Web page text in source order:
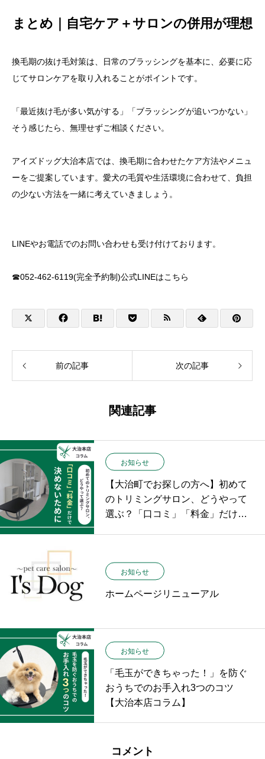
まとめ｜自宅ケア＋サロンの併用が理想
換毛期の抜け毛対策は、日常のブラッシングを基本に、必要に応
じてサロンケアを取り入れることがポイントです。
「最近抜け毛が多い気がする」「ブラッシングが追いつかない」
そう感じたら、無理せずご相談ください。
アイズドッグ大治本店では、換毛期に合わせたケア方法やメニュ
ーをご提案しています。愛犬の毛質や生活環境に合わせて、負担
の少ない方法を一緒に考えていきましょう。
LINEやお電話でのお問い合わせも受け付けております。
☎052-462-6119(完全予約制)公式LINEはこちら
前の記事 次の記事
関連記事
お知らせ
【大治町でお探しの方へ】初めて
のトリミングサロン、どうやって
選ぶ？「口コミ」「料金」だけで
お知らせ
ホームページリニューアル
お知らせ
「毛玉ができちゃった！」を防ぐ
おうちでのお手入れ3つのコツ
【大治本店コラム】
コメント